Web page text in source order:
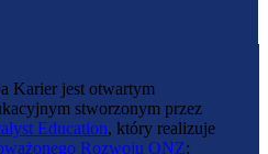
Karier jest otwartym
stworzonym przez
Education, który realizuje
Rozwoju ONZ: